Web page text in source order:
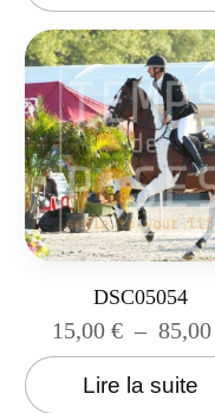
DSC05054
15,00 € – 85,00
Lire la suite